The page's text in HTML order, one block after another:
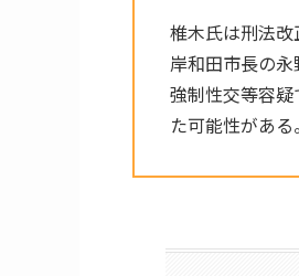
椎木氏は刑法改
岸和田市長の永
強制性交等容
た可能性がある。